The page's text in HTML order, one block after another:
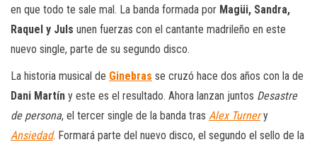
en que todo te sale mal. La banda formada por Magüi, Sandra,
Raquel y Juls unen fuerzas con el cantante madrileño en este
nuevo single, parte de su segundo disco.
La historia musical de Ginebras se cruzó hace dos años con la de
Dani Martín y este es el resultado. Ahora lanzan juntos Desastre
de persona, el tercer single de la banda tras Alex Turnery
Ansiedad. Formará parte del nuevo disco, el segundo el sello de la